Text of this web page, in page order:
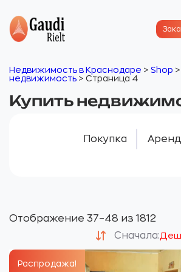
Недвижимость в Краснодаре > Shop >
недвижимость > Страница 4
Купить
Покупка
Отображение 37–48 из 1812
Сначала:
Распродажа!